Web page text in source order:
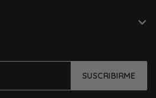
SUSCRIBIRME